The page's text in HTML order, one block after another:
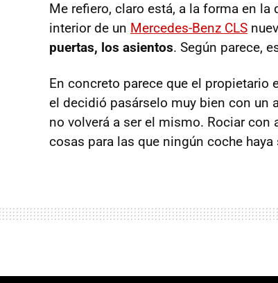
Me refiero, claro está, a la forma en la
interior de un Mercedes-Benz CLS
puertas, los asientos. Según parece,
En concreto parece que el propietario
el decidió pasárselo muy bien con un
no volverá a ser el mismo. Rociar con
cosas para las que ningún coche